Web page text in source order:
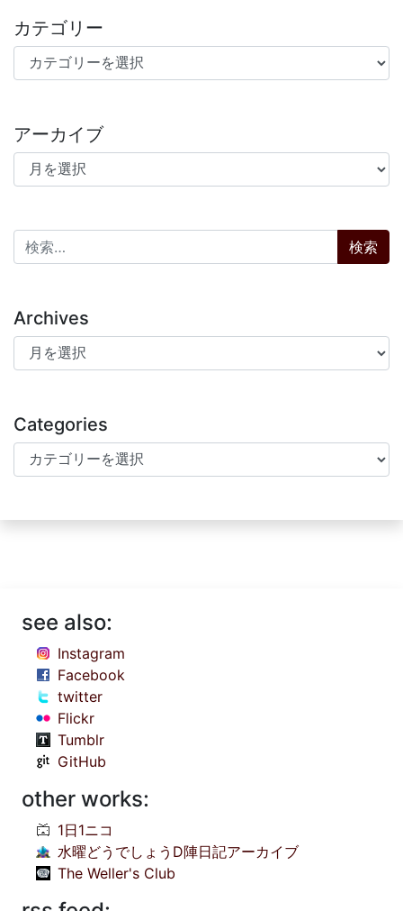
カテゴリー
カテゴリー
アーカイブ
アーカイブ
検索:
Archives
Archives
Categories
Categories
see also:
Instagram
Facebook
twitter
Flickr
Tumblr
GitHub
other works:
1日1ニコ
水曜どうでしょうD陣日記アーカイブ
The Weller's Club